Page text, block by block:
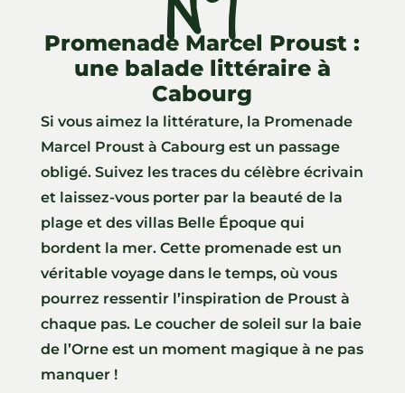
Promenade Marcel Proust :
une balade littéraire à
Cabourg
Si vous aimez la littérature, la Promenade
Marcel Proust à Cabourg est un passage
obligé. Suivez les traces du célèbre écrivain
et laissez-vous porter par la beauté de la
plage et des villas Belle Époque qui
bordent la mer. Cette promenade est un
véritable voyage dans le temps, où vous
pourrez ressentir l’inspiration de Proust à
chaque pas. Le coucher de soleil sur la baie
de l’Orne est un moment magique à ne pas
manquer !